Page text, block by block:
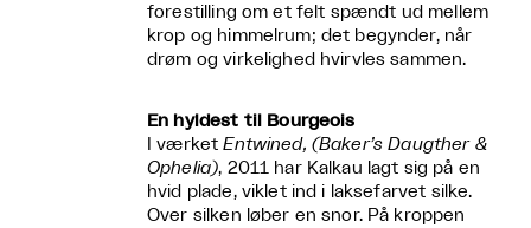
forestilling om et felt spændt ud mellem
krop og himmelrum; det begynder, når
drøm og virkelighed hvirvles sammen.
En hyldest til Bourgeois
I værketEntwined, (Baker’s Daugther &
Ophelia), 2011 har Kalkau lagt sig på en
hvid plade, viklet ind i laksefarvet silke.
Over silken løber en snor. På kroppen